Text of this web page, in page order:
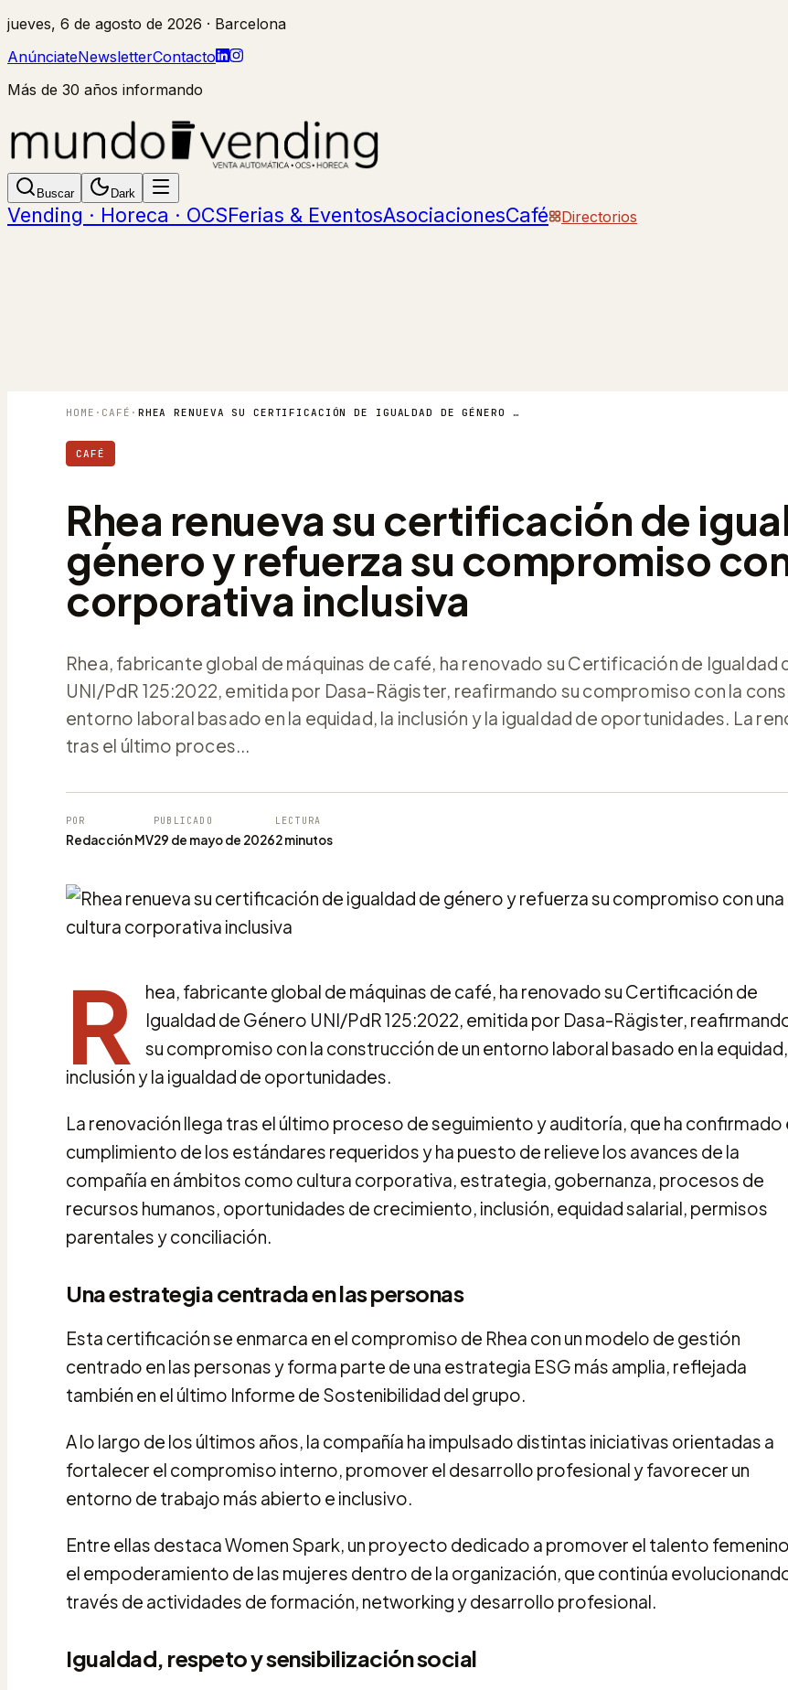
jueves, 6 de agosto de 2026 · Barcelona
AnúnciateNewsletterContacto
Más de 30 años informando
Buscar Dark
Vending · Horeca · OCSFerias & EventosAsociacionesCafé Directorios
HOME · CAFÉ · RHEA RENUEVA SU CERTIFICACIÓN DE IGUALDAD DE GÉNERO Y REFUERZA SU COMPROMISO CON UNA CULTURA CORPORATIVA INCLUSIVA
CAFÉ
Rhea renueva su certificación de
género y refuerza su compromiso
corporativa inclusiva
Rhea, fabricante global de máquinas de café, ha renovado su Certificación de Igualdad
UNI/PdR 125:2022, emitida por Dasa-Rägister, reafirmando su compromiso con la
entorno laboral basado en la equidad, la inclusión y la igualdad de oportunidades. La
tras el último proces...
POR
Redacción MV
PUBLICADO
29 de mayo de 2026
LECTURA
2 minutos
R
hea, fabricante global de máquinas de café, ha renovado su Certificación de
Igualdad de Género UNI/PdR 125:2022, emitida por Dasa-Rägister,
su compromiso con la construcción de un entorno laboral basado en la
inclusión y la igualdad de oportunidades.
La renovación llega tras el último proceso de seguimiento y auditoría, que ha confirmado
cumplimiento de los estándares requeridos y ha puesto de relieve los avances de la
compañía en ámbitos como cultura corporativa, estrategia, gobernanza, procesos de
recursos humanos, oportunidades de crecimiento, inclusión, equidad salarial, permisos
parentales y conciliación.
Una estrategia centrada en las personas
Esta certificación se enmarca en el compromiso de Rhea con un modelo de gestión
centrado en las personas y forma parte de una estrategia ESG más amplia, reflejada
también en el último Informe de Sostenibilidad del grupo.
A lo largo de los últimos años, la compañía ha impulsado distintas iniciativas orientadas a
fortalecer el compromiso interno, promover el desarrollo profesional y favorecer un
entorno de trabajo más abierto e inclusivo.
Entre ellas destaca Women Spark, un proyecto dedicado a promover el talento
el empoderamiento de las mujeres dentro de la organización, que continúa
través de actividades de formación, networking y desarrollo profesional.
Igualdad, respeto y sensibilización social